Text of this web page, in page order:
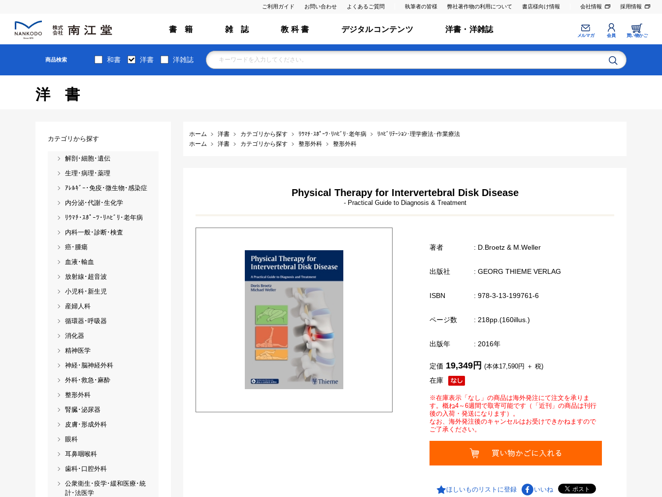
ご利用ガイド お問い合わせ よくあるご質問 執筆者の皆様 弊社著作物の利用について 書店様向け情報 会社情報 採用情報
書 籍 雑 誌 教 科 書 デジタルコンテンツ 洋書・洋雑誌
メルマガ 会員 買い物かご
商品検索 和書 洋書 洋雑誌
洋書
ホーム 洋書 カテゴリから探す ﾘｳﾏﾁ･ｽﾎﾟｰﾂ･ﾘﾊﾋﾞﾘ･老年病
ﾘﾊﾋﾞﾘﾃｰｼｮﾝ･理学療法･作業療法
ホーム
洋書 カテゴリから探す 整形外科 整形外科
Physical Therapy for Intervertebral Disk Disease
- Practical Guide to Diagnosis & Treatment
著者 : D.Broetz & M.Weller
出版社 : GEORG THIEME VERLAG
ISBN : 978-3-13-199761-6
ページ数 : 218pp.(160illus.)
出版年 : 2016年
在庫
定価 19,349円 (本体17,590円 ＋ 税)
※在庫表示「なし」の商品は海外発注にて注文を承りま
す。概ね4～6週間で取寄可能です（「近刊」の商品は刊行
後の入荷・発送になります）。
なお、海外発注後のキャンセルはお受けできかねますので
ご了承ください。
ほしいものリストに登録 いいね
カテゴリから探す
解剖･細胞･遺伝
生理･病理･薬理
ｱﾚﾙｷﾞｰ･免疫･微生物･感染症
内分泌･代謝･生化学
ﾘｳﾏﾁ･ｽﾎﾟｰﾂ･ﾘﾊﾋﾞﾘ･老年病
内科一般･診断･検査
癌･腫瘍
血液･輸血
放射線･超音波
小児科･新生児
産婦人科
循環器･呼吸器
消化器
精神医学
神経･脳神経外科
外科･救急･麻酔
整形外科
腎臓･泌尿器
皮膚･形成外科
眼科
耳鼻咽喉科
歯科･口腔外科
公衆衛生･疫学･緩和医療･統
計･法医学